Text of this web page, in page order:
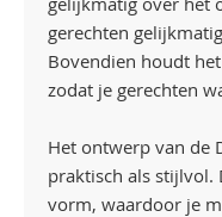
gerechten
Bovendien houdt
zodat je gerechten
Het ontwerp van de
praktisch als stijlvol.
vorm, waardoor je